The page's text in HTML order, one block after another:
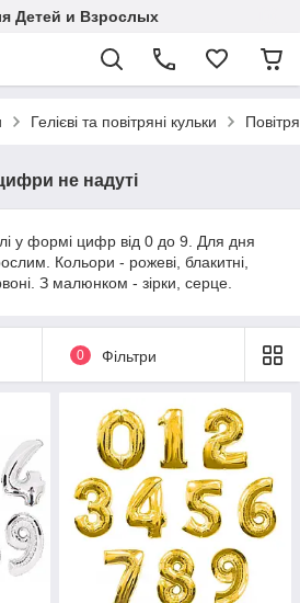
Детей и Взрослых
Гелієві та повітряні кульки
не надуті
у формі цифр від 0 до 9. Для дня
Кольори - рожеві, блакитні,
З малюнком - зірки, серце.
0 Фільтри